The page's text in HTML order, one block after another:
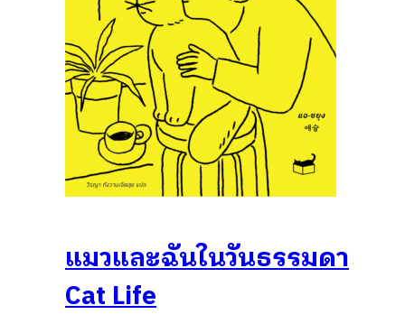
แมวและฉันในวันธรรมดา
Cat Life